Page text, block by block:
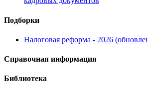
Подборки
Налоговая реформа - 2026
Справочная информация
Библиотека